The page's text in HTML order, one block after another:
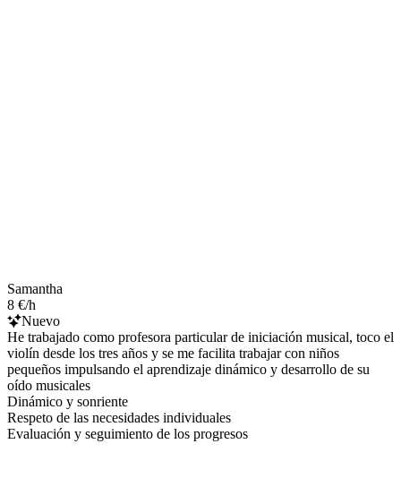
Samantha
8 €/h
Nuevo
He trabajado como profesora particular de iniciación musical, toco el
violín desde los tres años y se me facilita trabajar con niños
pequeños impulsando el aprendizaje dinámico y desarrollo de su
oído musicales
Dinámico y sonriente
Respeto de las necesidades individuales
Evaluación y seguimiento de los progresos